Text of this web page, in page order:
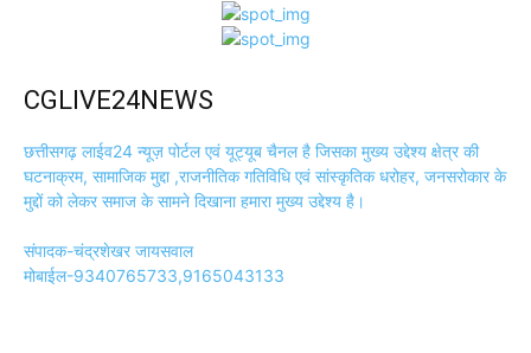
CGLIVE24NEWS
छत्तीसगढ़ लाईव24 न्यूज़ पोर्टल एवं यूट्यूब चैनल है जिसका मुख्य उद्देश्य क्षेत्र की
घटनाक्रम, सामाजिक मुद्दा ,राजनीतिक गतिविधि एवं सांस्कृतिक धरोहर, जनसरोकार के
मुद्दों को लेकर समाज के सामने दिखाना हमारा मुख्य उद्देश्य है।
संपादक-चंद्रशेखर जायसवाल
मोबाईल-9340765733,9165043133